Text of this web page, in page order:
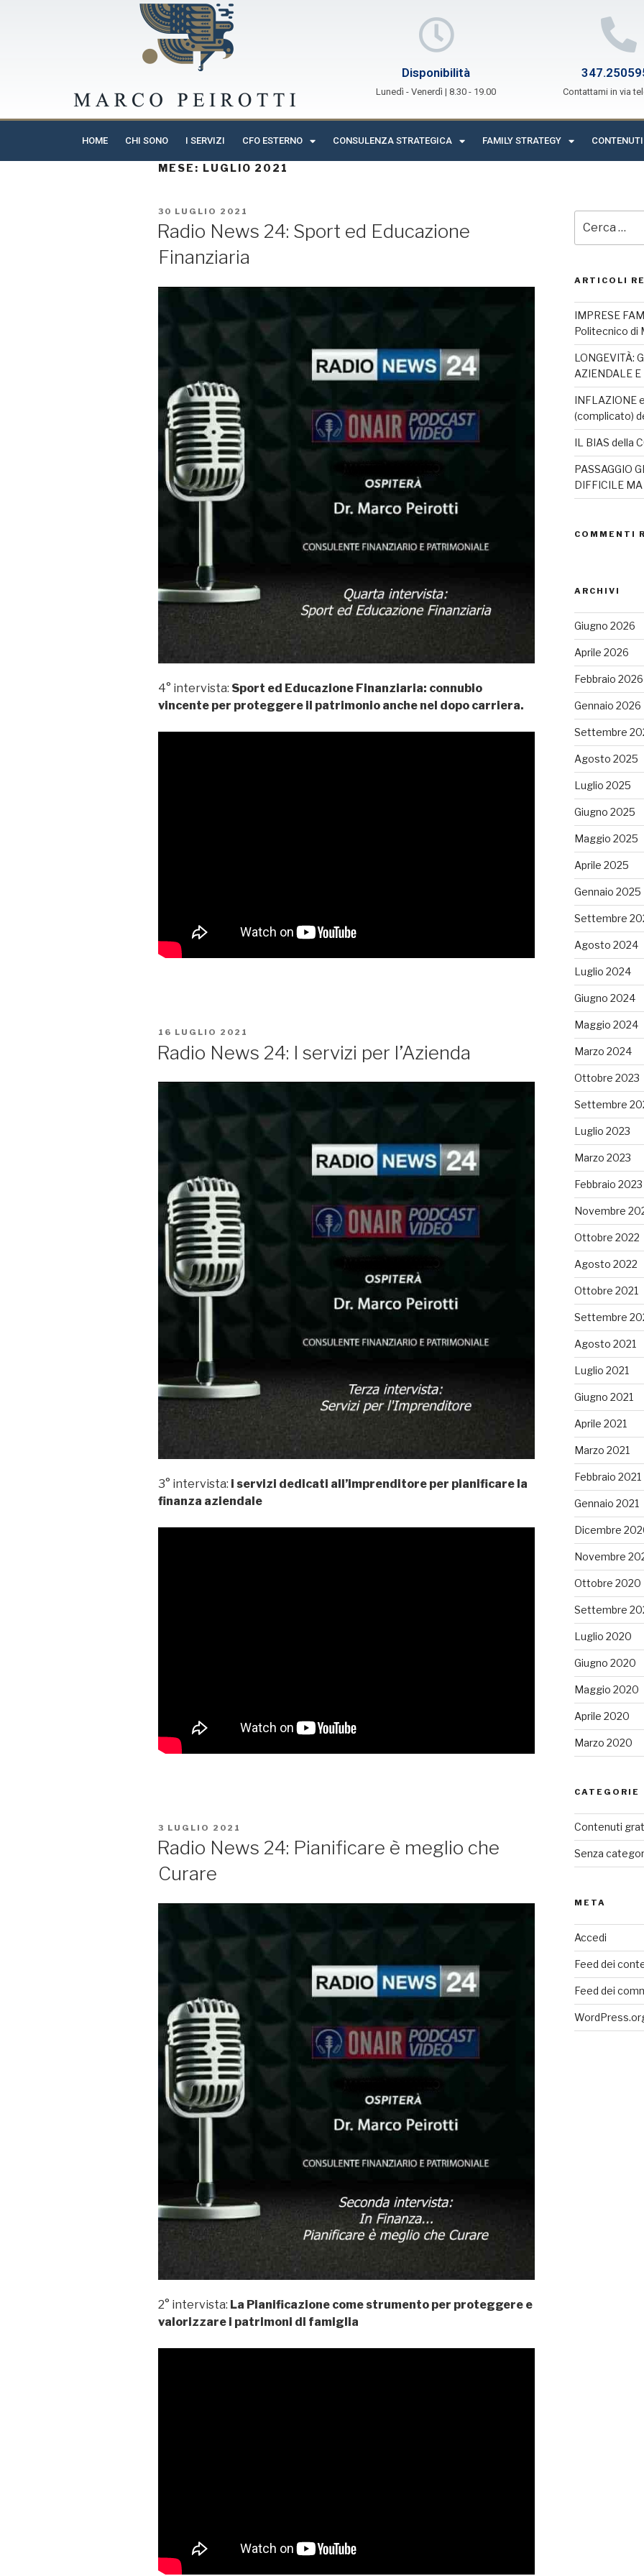
Disponibilità
Lunedì - Venerdì | 8.30 - 19.00 Contattami in via
HOME CHI SONO I SERVIZI CFO ESTERNO CONSULENZA STRATEGICA FAMILY STRATEGY
MESE: LUGLIO 2021
30 LUGLIO 2021
Radio News 24: Sport ed Educazione
Finanziaria
4° intervista: Sport ed Educazione Finanziaria: connubio
vincente per proteggere il patrimonio anche nel dopo carriera.
16 LUGLIO 2021
Radio News 24: I servizi per l’Azienda
3° intervista: i servizi dedicati all’imprenditore per pianificare la
finanza aziendale
3 LUGLIO 2021
Radio News 24: Pianificare è meglio che
Curare
2° intervista: La Pianificazione come strumento per proteggere e
valorizzare i patrimoni di famiglia
ARTICOLI
IMPRESE
Politecnico di
LONGEVITÀ:
AZIENDALE
INFLAZIONE
(complicato)
IL BIAS della
PASSAGGIO
DIFFICILE MA
COMMENTI
ARCHIVI
Giugno 2026
Aprile 2026
Febbraio 2026
Gennaio 2026
Settembre
Agosto 2025
Luglio 2025
Giugno 2025
Maggio 2025
Aprile 2025
Gennaio 2025
Settembre
Agosto 2024
Luglio 2024
Giugno 2024
Maggio 2024
Marzo 2024
Ottobre 2023
Settembre
Luglio 2023
Marzo 2023
Febbraio 2023
Novembre
Ottobre 2022
Agosto 2022
Ottobre 2021
Settembre
Agosto 2021
Luglio 2021
Giugno 2021
Aprile 2021
Marzo 2021
Febbraio 2021
Gennaio 2021
Dicembre
Novembre
Ottobre 2020
Settembre
Luglio 2020
Giugno 2020
Maggio 2020
Aprile 2020
Marzo 2020
CATEGORIE
Contenuti
Senza
META
Accedi
Feed dei
Feed dei